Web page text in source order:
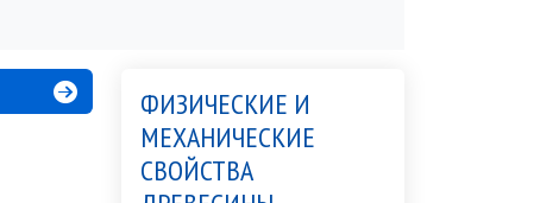
ФИЗИЧЕСКИЕ И
МЕХАНИЧЕСКИЕ
СВОЙСТВА